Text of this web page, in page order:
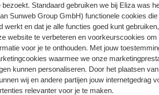
bezoekt. Standaard gebruiken we bij Eliza was
Sunweb Group GmbH) functionele cookies
werkt en dat je alle functies goed kunt
website te verbeteren en voorkeurscookies om
voor je te onthouden. Met jouw
waarmee we onze
kunnen personaliseren. Door het plaatsen
wij en andere partijen jouw internetgedrag
relevanter voor je te maken.
ik eens beginnen? Echt alles wat
bewaard gebleven. Wie weet
Het is echt een speciaal
is dat de mensen van vroeger
en het heerlijke weer als ik nu
landhuis wordt omgeven
platteland. Hier lijkt de
krijgt van eigenaresse Lucia